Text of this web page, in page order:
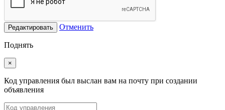
Редактировать Отменить
Поднять
×
Код управления был выслан вам на почту при создании
объявления